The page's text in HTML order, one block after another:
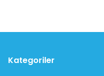
Kategoriler